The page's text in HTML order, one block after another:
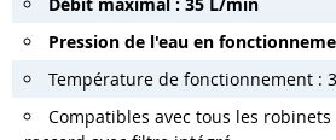
Pression de l'eau en
Température de fonctionnement :
Compatibles avec tous les